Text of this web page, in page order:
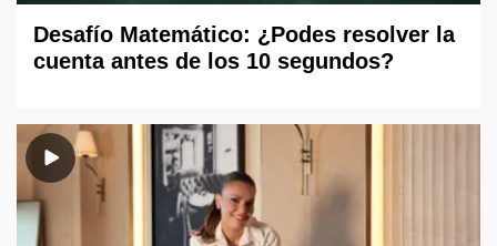
Desafío Matemático: ¿Podes resolver la
cuenta antes de los 10 segundos?